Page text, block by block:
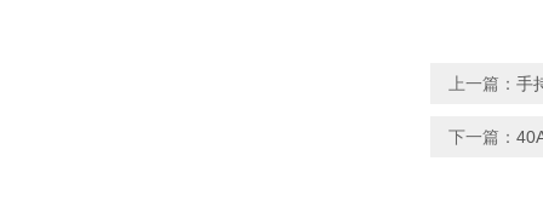
上一篇： 手
下一篇：